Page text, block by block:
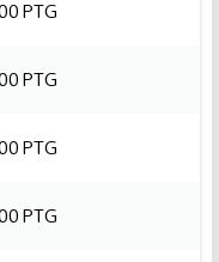
PTG
PTG
PTG
PTG